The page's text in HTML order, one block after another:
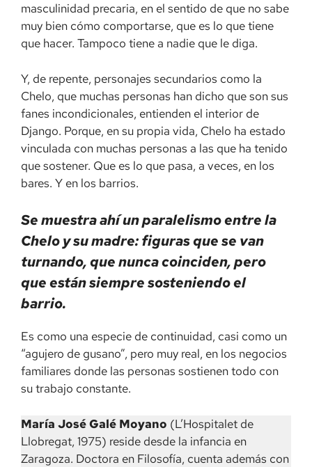
masculinidad precaria, en el sentido de que no sabe
muy bien cómo comportarse, que es lo que tiene
que hacer. Tampoco tiene a nadie que le diga.
Y, de repente, personajes secundarios como la
Chelo, que muchas personas han dicho que son sus
fanes incondicionales, entienden el interior de
Django. Porque, en su propia vida, Chelo ha estado
vinculada con muchas personas a las que ha tenido
que sostener. Que es lo que pasa, a veces, en los
bares. Y en los barrios.
Se muestra ahí un paralelismo entre la
Chelo y su madre: figuras que se van
turnando, que nunca coinciden, pero
que están siempre sosteniendo el
barrio.
Es como una especie de continuidad, casi como un
“agujero de gusano”, pero muy real, en los negocios
familiares donde las personas sostienen todo con
su trabajo constante.
María José Galé Moyano (L’Hospitalet de
Llobregat, 1975) reside desde la infancia en
Zaragoza. Doctora en Filosofía, cuenta además con